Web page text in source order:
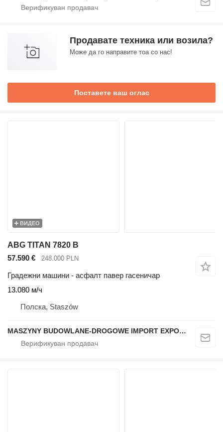
Продавате техника или возила?
Може да го направите тоа со нас!
Поставете ваш оглас
ВИДЕО
ABG TITAN 7820 B
57.590 €
248.000 PLN
Градежни машини - асфалт павер гасеничар
13.080 м/ч
Полска, Staszów
MASZYNY BUDOWLANE-DROGOWE IMPORT EXPORT